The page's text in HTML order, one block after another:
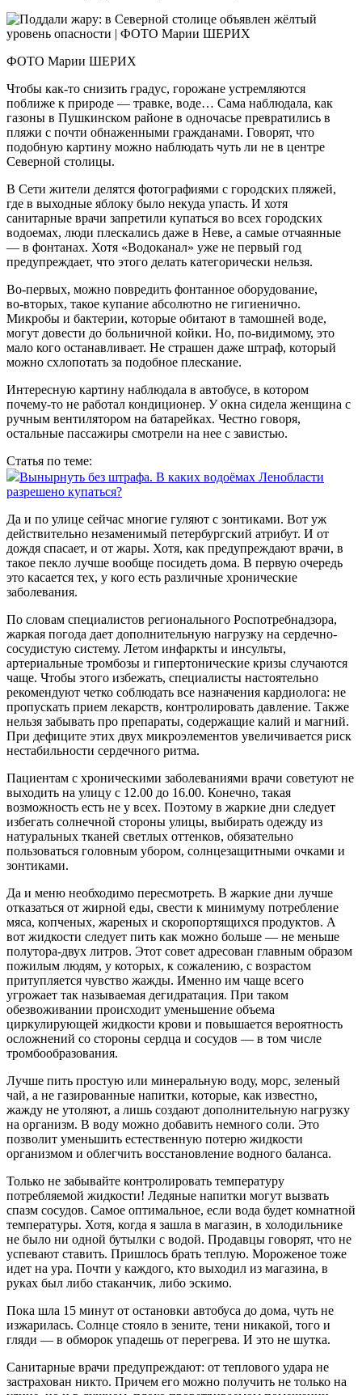
ФОТО Марии ШЕРИХ
Чтобы как‑то снизить градус, горожане устремляются
поближе к природе — травке, воде… Сама наблюдала, как
газоны в Пушкинском районе в одночасье превратились в
пляжи с почти обнаженными гражданами. Говорят, что
подобную картину можно наблюдать чуть ли не в центре
Северной столицы.
В Сети жители делятся фотографиями с городских пляжей,
где в выходные яблоку было некуда упасть. И хотя
санитарные врачи запретили купаться во всех городских
водоемах, люди плескались даже в Неве, а самые отчаянные
— в фонтанах. Хотя «Водоканал» уже не первый год
предупреждает, что этого делать категорически нельзя.
Во-первых, можно повредить фонтанное оборудование,
во‑вторых, такое купание абсолютно не гигиенично.
Микробы и бактерии, которые обитают в тамошней воде,
могут довести до больничной койки. Но, по‑видимому, это
мало кого останавливает. Не страшен даже штраф, который
можно схлопотать за подобное плескание.
Интересную картину наблюдала в автобусе, в котором
почему‑то не работал кондиционер. У окна сидела женщина с
ручным вентилятором на батарейках. Честно говоря,
остальные пассажиры смотрели на нее с завистью.
Статья по теме:
Вынырнуть без штрафа. В каких водоёмах Ленобласти
разрешено купаться?
Да и по улице сейчас многие гуляют с зонтиками. Вот уж
действительно незаменимый петербургский атрибут. И от
дождя спасает, и от жары. Хотя, как предупреж­дают врачи, в
такое пекло лучше вообще посидеть дома. В первую очередь
это касается тех, у кого есть различные хронические
заболевания.
По словам специалистов регионального Роспотребнадзора,
жаркая погода дает дополнительную нагрузку на сердечно-
сосудистую систему. Летом инфаркты и инсульты,
артериальные тромбозы и гипертонические кризы случаются
чаще. Чтобы этого избежать, специалисты настоятельно
рекомендуют четко соблюдать все назначения кардиолога: не
пропускать прием лекарств, контролировать давление. Также
нельзя забывать про препараты, содержащие калий и магний.
При дефиците этих двух микроэлементов увеличивается риск
нестабильности сердечного ритма.
Пациентам с хроническими заболеваниями врачи советуют не
выходить на улицу с 12.00 до 16.00. Конечно, такая
возможность есть не у всех. По­этому в жаркие дни следует
избегать солнечной стороны улицы, выбирать ­одежду из
натуральных тканей светлых оттенков, обязательно
пользоваться головным убором, солнцезащитными очками и
зонтиками.
Да и меню необходимо пересмот­реть. В жаркие дни лучше
отказаться от жирной еды, свести к минимуму потребление
мяса, копченых, жареных и скоропортящихся продуктов. А
вот жидкости следует пить как можно больше — не меньше
полутора-двух литров. Этот совет адресован главным образом
пожилым людям, у которых, к сожалению, с возрастом
притупляется чувство жажды. Именно им чаще всего
угрожает так называемая дегидратация. При таком
обезвоживании происходит уменьшение объема
циркулирующей жидкости крови и повышается вероятность
осложнений со стороны сердца и сосудов — в том числе
тромбообразования.
Лучше пить простую или минеральную воду, морс, зеленый
чай, а не газированные напитки, которые, как известно,
жажду не утоляют, а лишь создают дополнительную нагрузку
на организм. В воду можно добавить немного соли. Это
позволит уменьшить естественную потерю жидкости
организмом и облегчить восстановление водного баланса.
Только не забывайте контролировать температуру
потребляемой жидкости! Ледяные напитки могут вызвать
спазм сосудов. Самое оптимальное, если вода будет комнатной
температуры. Хотя, когда я зашла в магазин, в холодильнике
не было ни одной бутылки с водой. Продавцы говорят, что не
успевают ставить. Пришлось брать теплую. Мороженое тоже
идет на ура. Почти у каждого, кто выходил из магазина, в
руках был либо стаканчик, либо эскимо.
Пока шла 15 минут от остановки автобуса до дома, чуть не
изжарилась. Солнце стояло в зените, тени никакой, того и
гляди — в обморок упадешь от перегрева. И это не шутка.
Санитарные врачи предупреж­дают: от теплового удара не
застрахован никто. Причем его можно получить не только на